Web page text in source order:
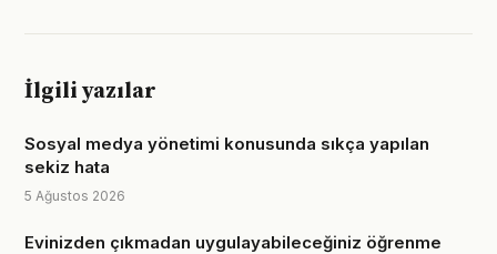
İlgili yazılar
Sosyal medya yönetimi konusunda sıkça yapılan
sekiz hata
5 Ağustos 2026
Evinizden çıkmadan uygulayabileceğiniz öğrenme